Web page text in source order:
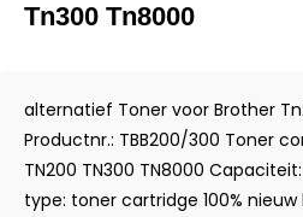
Tn300 Tn8000
alternatief Toner voor Brother
Productnr.: TBB200/300 Toner
TN200 TN300 TN8000
type: toner cartridge 100%